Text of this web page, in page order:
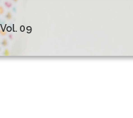
09